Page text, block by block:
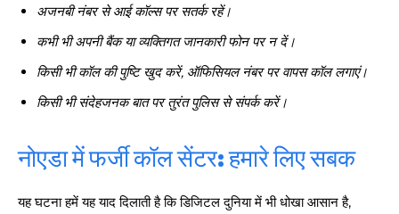
अजनबी नंबर से आई कॉल्स पर सतर्क रहें।
कभी भी अपनी बैंक या व्यक्तिगत जानकारी फोन पर न दें।
किसी भी कॉल की पुष्टि खुद करें, ऑफिसियल नंबर पर वापस कॉल लगाएं।
किसी भी संदेहजनक बात पर तुरंत पुलिस से संपर्क करें।
नोएडा में फर्जी कॉल सेंटर: हमारे लिए सबक
यह घटना हमें यह याद दिलाती है कि डिजिटल दुनिया में भी धोखा आसान है,